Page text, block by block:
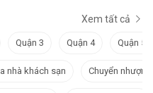
Xem tất cả
Quận 3 Quận 4 Quận 5
nhà khách sạn Chuyển